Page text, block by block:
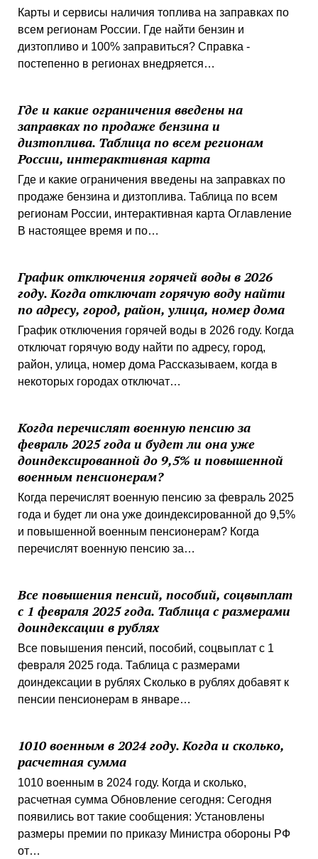
Карты и сервисы наличия топлива на заправках по
всем регионам России. Где найти бензин и
дизтопливо и 100% заправиться? Справка -
постепенно в регионах внедряется…
Где и какие ограничения введены на
заправках по продаже бензина и
дизтоплива. Таблица по всем регионам
России, интерактивная карта
Где и какие ограничения введены на заправках по
продаже бензина и дизтоплива. Таблица по всем
регионам России, интерактивная карта Оглавление
В настоящее время и по…
График отключения горячей воды в 2026
году. Когда отключат горячую воду найти
по адресу, город, район, улица, номер дома
График отключения горячей воды в 2026 году. Когда
отключат горячую воду найти по адресу, город,
район, улица, номер дома Рассказываем, когда в
некоторых городах отключат…
Когда перечислят военную пенсию за
февраль 2025 года и будет ли она уже
доиндексированной до 9,5% и повышенной
военным пенсионерам?
Когда перечислят военную пенсию за февраль 2025
года и будет ли она уже доиндексированной до 9,5%
и повышенной военным пенсионерам? Когда
перечислят военную пенсию за…
Все повышения пенсий, пособий, соцвыплат
с 1 февраля 2025 года. Таблица с размерами
доиндексации в рублях
Все повышения пенсий, пособий, соцвыплат с 1
февраля 2025 года. Таблица с размерами
доиндексации в рублях Сколько в рублях добавят к
пенсии пенсионерам в январе…
1010 военным в 2024 году. Когда и сколько,
расчетная сумма
1010 военным в 2024 году. Когда и сколько,
расчетная сумма Обновление сегодня: Сегодня
появились вот такие сообщения: Установлены
размеры премии по приказу Министра обороны РФ
от…